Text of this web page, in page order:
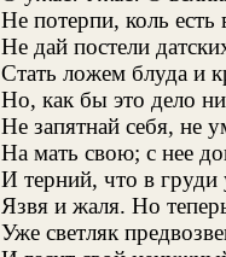
Не потерпи, коль есть
Не дай постели
Стать ложем блуда и
Но, как бы это дело
Не запятнай себя, не
На мать свою; с нее
И терний, что в груди
Язвя и жаля. Но
Уже светляк